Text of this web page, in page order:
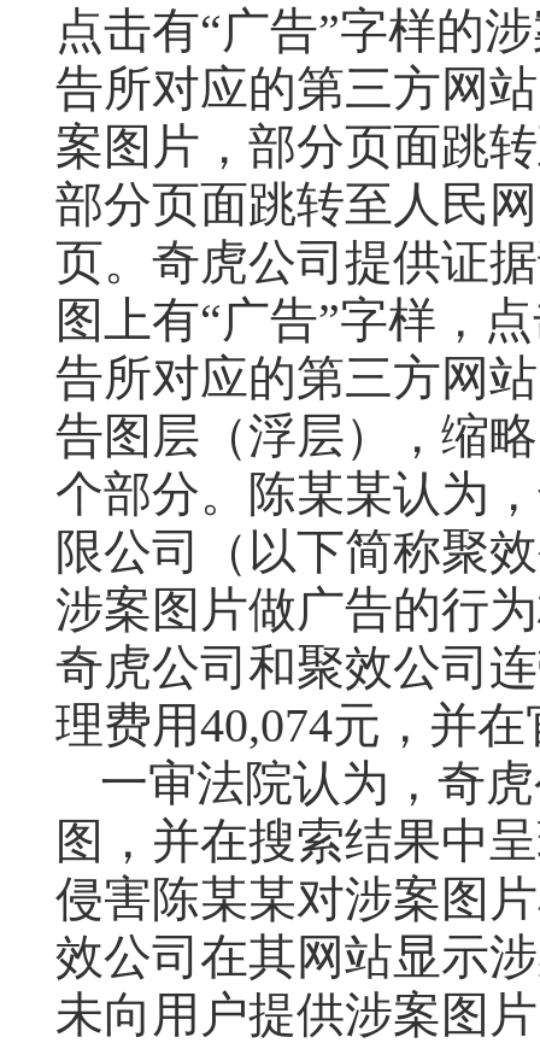
点击有“广告”字样的
告所对应的第三方网
案图片，部分页面跳
部分页面跳转至人民
页。奇虎公司提供证
图上有“广告”字样，
告所对应的第三方网
告图层（浮层），缩
个部分。陈某某认为
限公司（以下简称聚
涉案图片做广告的行
奇虎公司和聚效公司
理费用40,074元，并
一审法院认为，奇
图，并在搜索结果中
侵害陈某某对涉案图
效公司在其网站显示
未向用户提供涉案图